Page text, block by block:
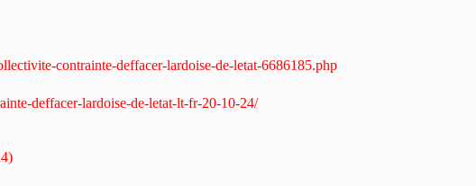
contrainte-deffacer-lardoise-de-letat-6686185.php
deffacer-lardoise-de-letat-lt-fr-20-10-24/